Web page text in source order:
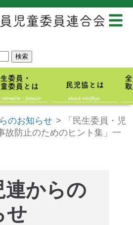
☰
のお知らせ >
「民生委員・児
故防止のためのヒント集」一
連からの
せ